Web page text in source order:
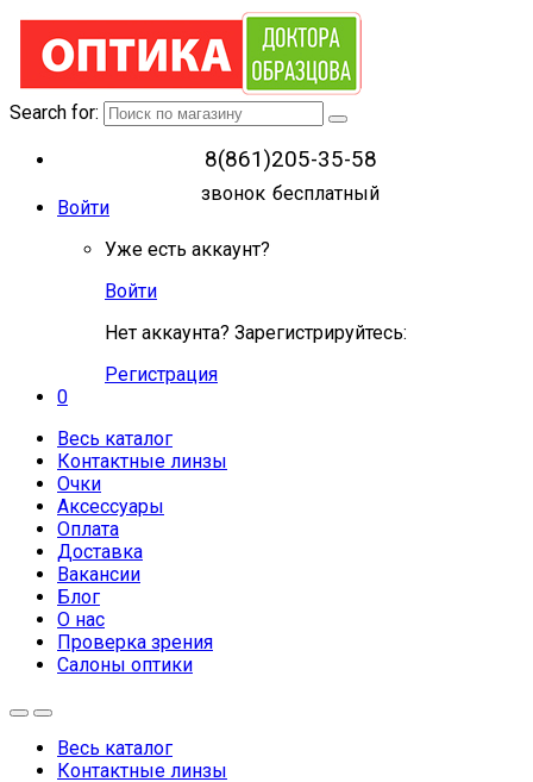
Search for:
8(861)205-35-58
звонок бесплатный
Войти
Уже есть аккаунт?
Войти
Нет аккаунта? Зарегистрируйтесь:
Регистрация
0
Весь каталог
Контактные линзы
Очки
Аксессуары
Оплата
Доставка
Вакансии
Блог
О нас
Проверка зрения
Салоны оптики
Весь каталог
Контактные линзы